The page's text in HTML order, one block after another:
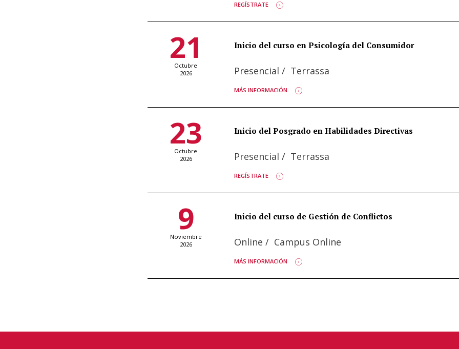
REGÍSTRATE
21
Octubre
2026
Inicio del curso en Psicología del Consumidor
Presencial / Terrassa
MÁS INFORMACIÓN
23
Octubre
2026
Inicio del Posgrado en Habilidades Directivas
Presencial / Terrassa
REGÍSTRATE
9
Noviembre
2026
Inicio del curso de Gestión de Conflictos
Online / Campus Online
MÁS INFORMACIÓN